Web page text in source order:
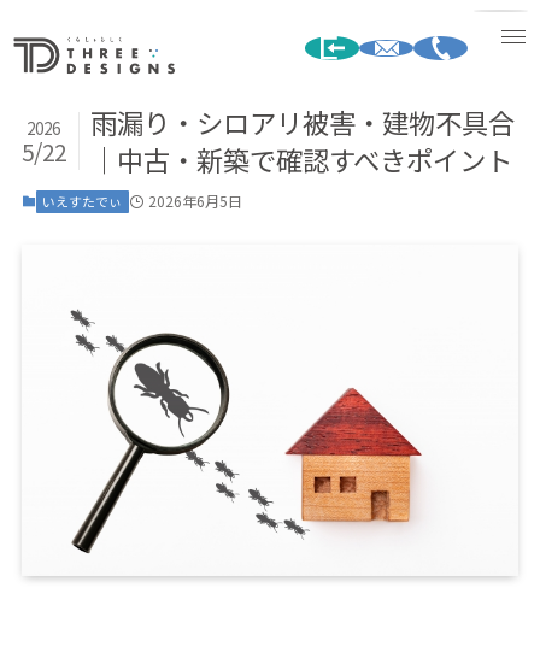
雨漏り・シロアリ被害・建物不具合
｜中古・新築で確認すべきポイント
2026
5/22
いえすたでぃ 2026年6月5日